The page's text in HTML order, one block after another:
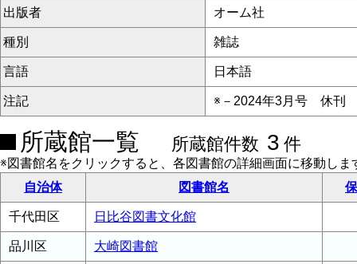
出版者 オーム社
種別 雑誌
言語 日本語
注記 ※－2024年3月号 休刊
所蔵館一覧 所蔵館件数 3 件
※図書館名をクリックすると、各図書館の詳細画面に移動しま
自治体
図書館名
千代田区 日比谷図書文化館
品川区 大崎図書館